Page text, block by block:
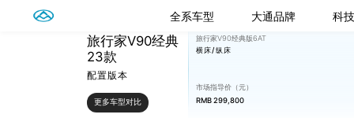
全系车型 大通品牌 科
旅行家V90经典
23款
配置版本
更多车型对比
旅行家V90经典版6AT
横床/纵床
市场指导价（元）
RMB 299,800